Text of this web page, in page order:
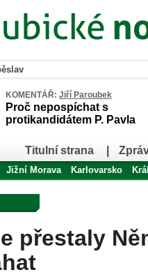
KOMENTÁŘ: Jiří Paroubek
Proč nepospíchat s
protikandidátem P. Pavla
Titulní strana
Jižní Morava Karlovarsko
přestaly